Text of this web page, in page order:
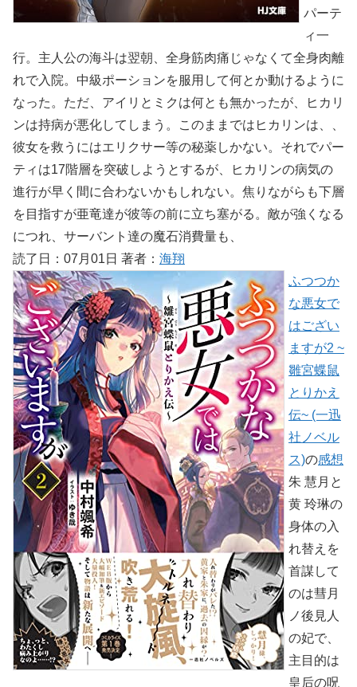
パーテ
ィ一
行。主人公の海斗は翌朝、全身筋肉痛じゃなくて全身肉離
れで入院。中級ポーションを服用して何とか動けるように
なった。ただ、アイリとミクは何とも無かったが、ヒカリ
ンは持病が悪化してしまう。このままではヒカリンは、、
彼女を救うにはエリクサー等の秘薬しかない。それでパー
ティは17階層を突破しようとするが、ヒカリンの病気の
進行が早く間に合わないかもしれない。焦りながらも下層
を目指すが亜竜達が彼等の前に立ち塞がる。敵が強くなる
につれ、サーバント達の魔石消費量も、
読了日：07月01日 著者： 海翔
ふつつか
な悪女で
はござい
ますが2 ~
雛宮蝶鼠
とりかえ
伝~ (一迅
社ノベル
ス)の感想
朱 慧月と
黄 玲琳の
身体の入
れ替えを
首謀して
のは彗月
ノ後見人
の妃で、
主目的は
皇后の呪